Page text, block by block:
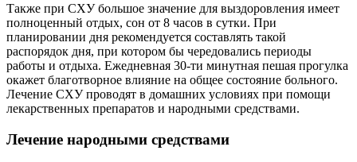
Также при СХУ большое значение для выздоровления имеет
полноценный отдых, сон от 8 часов в сутки. При
планировании дня рекомендуется составлять такой
распорядок дня, при котором бы чередовались периоды
работы и отдыха. Ежедневная 30-ти минутная пешая прогулка
окажет благотворное влияние на общее состояние больного.
Лечение СХУ проводят в домашних условиях при помощи
лекарственных препаратов и народными средствами.
Лечение народными средствами